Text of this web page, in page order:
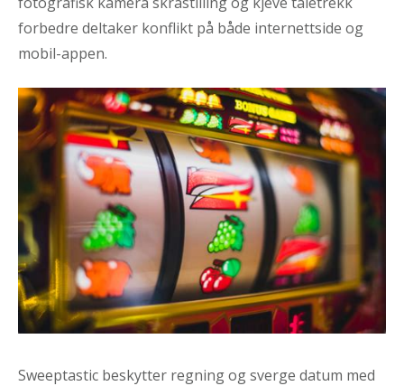
forbedre deltaker konflikt på både internettside og
mobil-appen.
Sweeptastic beskytter regning og sverge datum med